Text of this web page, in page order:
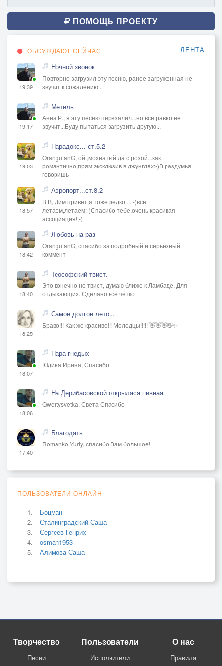
Искандер – это вовсе не клизма.
Вы попрыгайте, это – москаль!
27.04.2022
ПОМОЩЬ ПРОЕКТУ
ОБСУЖДАЮТ СЕЙЧАС ЛЕНТА
19:39
Ночной звонок
Повторно загрузил эту песню, ранее загруженная не
звучит к сожалению..
19:17
Метель
Анна Р., я эту песню перезалил...но все равно не
звучит...Буду пытаться загрузить другую...
19:03
Парадокс... ст.5.2
OrangutanG, ой ,мохнатый да с розой...как
романтично,прям эксклюзив в джунглях:-)В раздумья
говоришь
18:57
Аэропорт...ст.8.2
В В, Дим привет,я тоже редко ...:-)все
летаем,летаем:-)Спасибо тебе,очень красивая
ассоциация!;-)
18:42
Любовь на раз
OrangutanG, спасибо за подробный и серьёзный
коммент
18:40
Теософский твист.
Это конечно не твист, думаю ближе к Ламбаде. Для
отдыхающих. Сделано всё чётко +
18:25
Самое долгое лето...
Браво!!! Как же красиво!!! Молодцы!!!!! 👋👋👋👋✨
18:07
Пара гнедых
Юдина Ирина, Спасибо
18:06
На Дерибасовской открылася пивная
Qwertysvetka, Света Спасибо
17:40
Благодать
Romanko Yuriy, спасибо Вам большое!
ПОЛЬЗОВАТЕЛИ ОНЛАЙН
Боцман
Сталинградский Саша
Сергеев Генрих
osman1953
Алимова Саша
Творчество
Песни
Пользователи
Исполнители
О нас
Правила